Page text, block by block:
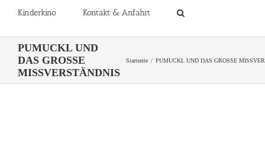
Kinderkino Kontakt & Anfahrt
PUMUCKL UND
DAS GROSSE
MISSVERSTÄNDNIS
Startseite PUMUCKL UND DAS GROSSE